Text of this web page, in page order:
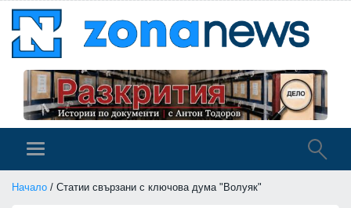
Начало / Статии свързани с ключова дума "Волуяк"